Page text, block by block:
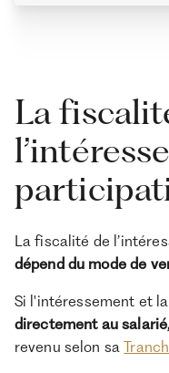
La
La fiscalité de
dépend du mode de
Si l'intéressement et
directement au salarié,
revenu selon sa